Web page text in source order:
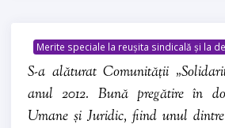
Merite speciale la reușita sindicală și la
S-a alăturat Comunității
anul 2012. Bună pregătire în
Umane și Juridic, fiind unul